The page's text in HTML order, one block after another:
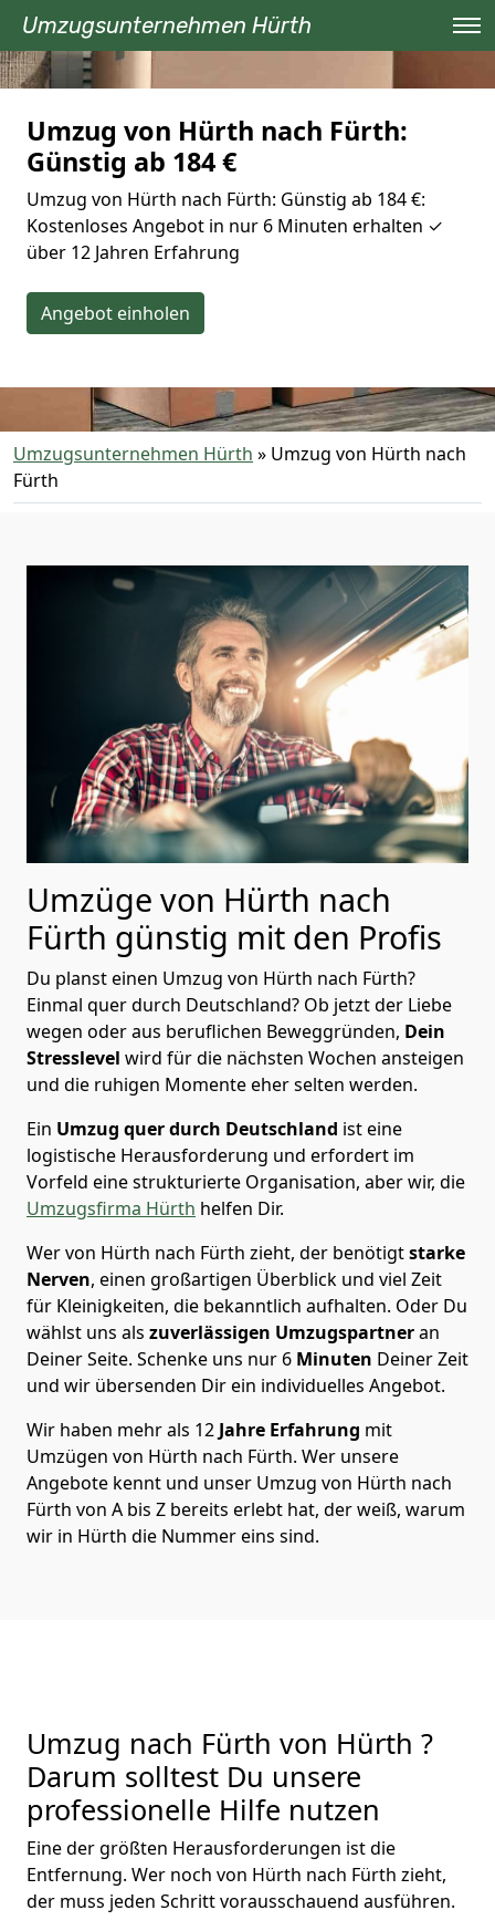
Umzugsunternehmen Hürth
Umzug von Hürth nach Fürth:
Günstig ab 184 €
Umzug von Hürth nach Fürth: Günstig ab 184 €:
Kostenloses Angebot in nur 6 Minuten erhalten ✓
über 12 Jahren Erfahrung
Angebot einholen
Umzugsunternehmen Hürth » Umzug von Hürth nach
Fürth
Umzüge von Hürth nach
Fürth günstig mit den Profis
Du planst einen Umzug von Hürth nach Fürth?
Einmal quer durch Deutschland? Ob jetzt der Liebe
wegen oder aus beruflichen Beweggründen, Dein
Stresslevel wird für die nächsten Wochen ansteigen
und die ruhigen Momente eher selten werden.
Ein Umzug quer durch Deutschland ist eine
logistische Herausforderung und erfordert im
Vorfeld eine strukturierte Organisation, aber wir, die
Umzugsfirma Hürth helfen Dir.
Wer von Hürth nach Fürth zieht, der benötigtstarke
Nerven, einen großartigen Überblick und viel Zeit
für Kleinigkeiten, die bekanntlich aufhalten. Oder Du
wählst uns als zuverlässigen Umzugspartneran
Deiner Seite. Schenke uns nur 6 Minuten Deiner Zeit
und wir übersenden Dir ein individuelles Angebot.
Wir haben mehr als 12 Jahre Erfahrung mit
Umzügen von Hürth nach Fürth. Wer unsere
Angebote kennt und unser Umzug von Hürth nach
Fürth von A bis Z bereits erlebt hat, der weiß, warum
wir in Hürth die Nummer eins sind.
Umzug nach Fürth von Hürth ?
Darum solltest Du unsere
professionelle Hilfe nutzen
Eine der größten Herausforderungen ist die
Entfernung. Wer noch von Hürth nach Fürth zieht,
der muss jeden Schritt vorausschauend ausführen.